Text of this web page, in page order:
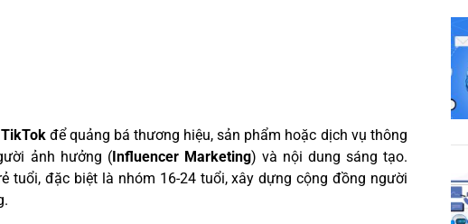
TikTokđể quảng bá thương hiệu, sản phẩm hoặc dịch vụ thông
ảnh hưởng (Influencer Marketing) và nội dung sáng tạo.
tuổi, đặc biệt là nhóm 16-24 tuổi, xây dựng cộng đồng người